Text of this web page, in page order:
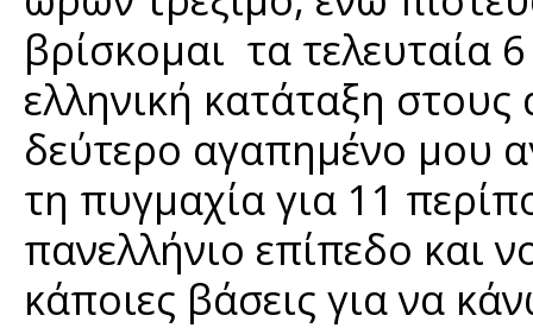
βρίσκομαι τα τελευταία
ελληνική κατάταξη
δεύτερο αγαπημένο μου
τη πυγμαχία για 11
πανελλήνιο επίπεδο και
κάποιες βάσεις για να